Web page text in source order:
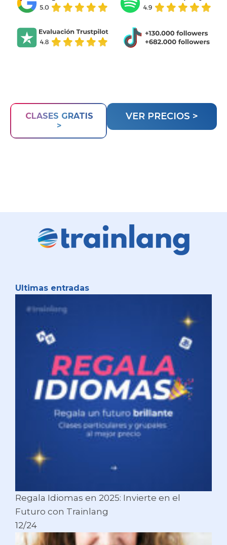
CLASES GRATIS
>
VER PRECIOS >
Ultimas entradas
Regala Idiomas en 2025: Invierte en el
Futuro con Trainlang
12/24